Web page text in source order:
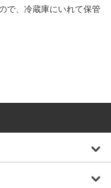
で、冷蔵庫にいれて保管